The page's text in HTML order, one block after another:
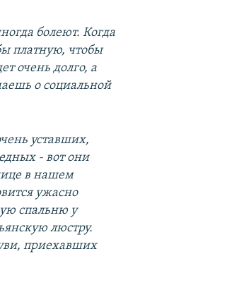
болеют. Когда
платную, чтобы
очень долго, а
о социальной
уставших,
- вот они
в нашем
ужасно
спальню у
люстру.
приехавших